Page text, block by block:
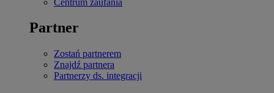
Partner
Zostań partnerem
Znajdź partnera
Partnerzy ds. integracji